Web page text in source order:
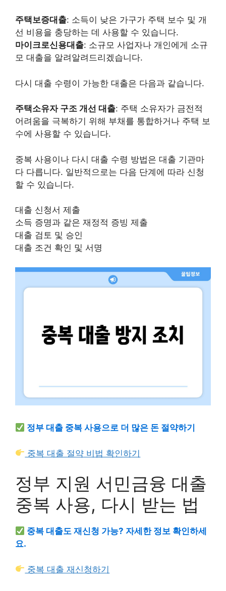
주택보증대출: 소득이 낮은 가구가 주택 보수 및 개
선 비용을 충당하는 데 사용할 수 있습니다.
마이크로신용대출: 소규모 사업자나 개인에게 소규
모 대출을 알려알려드리겠습니다.
다시 대출 수령이 가능한 대출은 다음과 같습니다.
주택소유자 구조 개선 대출: 주택 소유자가 금전적
어려움을 극복하기 위해 부채를 통합하거나 주택 보
수에 사용할 수 있습니다.
중복 사용이나 다시 대출 수령 방법은 대출 기관마
다 다릅니다. 일반적으로는 다음 단계에 따라 신청
할 수 있습니다.
대출 신청서 제출
소득 증명과 같은 재정적 증빙 제출
대출 검토 및 승인
대출 조건 확인 및 서명
정부 대출 중복 사용으로 더 많은 돈 절약하기
중복 대출 절약 비법 확인하기
정부 지원 서민금융 대출
중복 사용, 다시 받는 법
중복 대출도 재신청 가능? 자세한 정보 확인하세
요.
중복 대출 재신청하기